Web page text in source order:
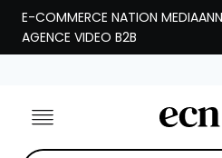
Aller
contenu
E-COMMERCE NATION MEDIA
AGENCE VIDEO B2B